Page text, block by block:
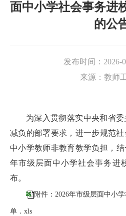
面中小学社会事务进
的公
发布时间： 2026-
来源： 教师
为深入贯彻落实中央和省
减负的部署要求，进一步规范
中小学教师非教育教学负担，
年市级层面中小学社会事务进
布。
附件：2026年市级层面中小
单．xls